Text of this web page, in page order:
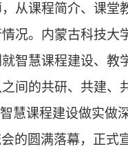
从课程简介、课
况。内蒙古科技
智慧课程建设、
间的共研、共建、
慧课程建设做实做
的圆满落幕，正式